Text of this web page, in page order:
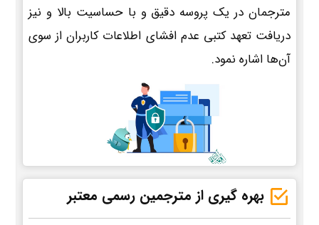
مترجمان در یک پروسه دقیق و با حساسیت بالا و نیز
دریافت تعهد کتبی عدم افشای اطلاعات کاربران از سوی
آن‌ها اشاره نمود.
بهره گیری از مترجمین رسمی معتبر